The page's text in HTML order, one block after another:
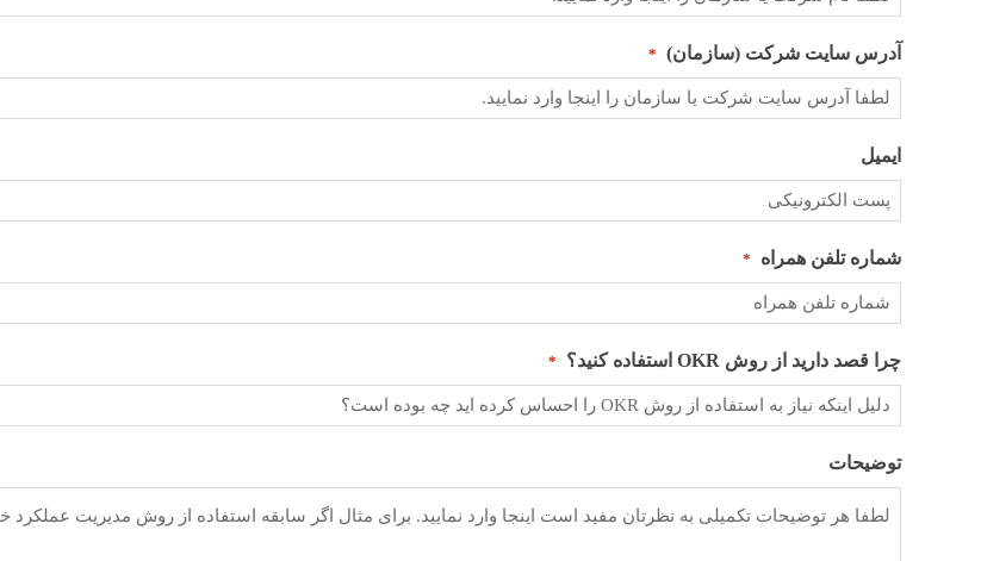
آدرس سایت شرکت (سازمان) *
ایمیل
شماره تلفن همراه *
چرا قصد دارید از روش OKR استفاده کنید؟ *
توضیحات